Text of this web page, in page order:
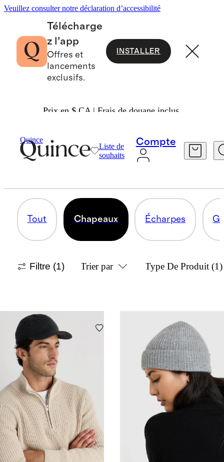
Veuillez consulter notre déclaration d’accessibilité
Télécharge
z l’app
Offres et
lancements
exclusifs.
INSTALLER
Prix en $ CA | Frais de douane inclus.
Quince
Liste de
souhaits
Compte
Accessoires
CHAPEAUX
Tout Chapeaux Écharpes
Filtre (1) Trier par Type De Produit (1)